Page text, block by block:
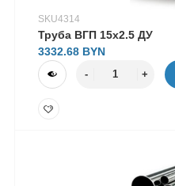
SKU4314
Труба ВГП 15х2.5 ДУ
3332.68